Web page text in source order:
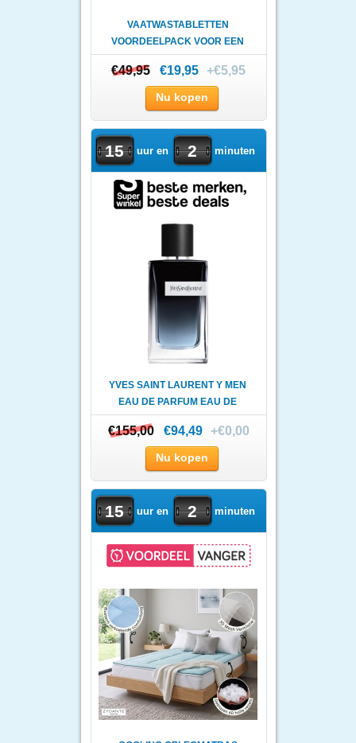
VAATWASTABLETTEN
VOORDEELPACK VOOR EEN
VOORDELIGE ..
€49,95
€49,95 €19,95 +€5,95
Nu kopen
15 uur en 2 minuten
YVES SAINT LAURENT Y MEN
EAU DE PARFUM EAU DE
PARF..
€155,00
€155,00 €94,49 +€0,00
Nu kopen
15 uur en 2 minuten